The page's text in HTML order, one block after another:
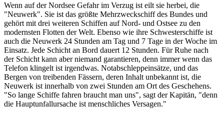
Wenn auf der Nordsee Gefahr im Verzug ist eilt sie herbei, die
"Neuwerk". Sie ist das größte Mehrzweckschiff des Bundes und
gehört mit drei weiteren Schiffen auf Nord- und Ostsee zu den
modernsten Flotten der Welt. Ebenso wie ihre Schwesterschiffe ist
auch die Neuwerk 24 Stunden am Tag und 7 Tage in der Woche im
Einsatz. Jede Schicht an Bord dauert 12 Stunden. Für Ruhe nach
der Schicht kann aber niemand garantieren, denn immer wenn das
Telefon klingelt ist irgendwas. Notabschleppeinsätze, und das
Bergen von treibenden Fässern, deren Inhalt unbekannt ist, die
Neuwerk ist innerhalb von zwei Stunden am Ort des Geschehens.
"So lange Schiffe fahren braucht man uns", sagt der Kapitän, "denn
die Hauptunfallursache ist menschliches Versagen."